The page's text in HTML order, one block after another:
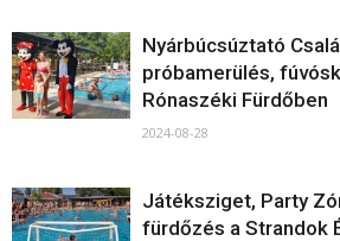
Nyárbúcsúztató
próbamerülés,
Rónaszéki Fürdőben
2024-08-28
Játéksziget, Party
fürdőzés a Strandok